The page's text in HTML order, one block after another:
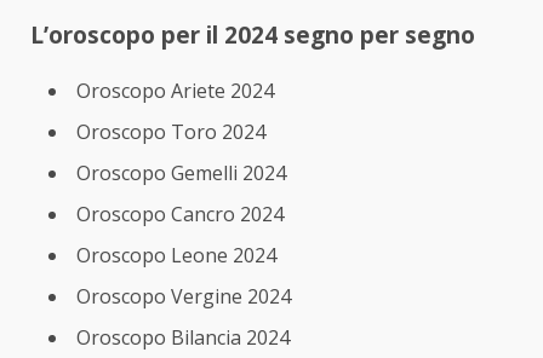
L’oroscopo per il 2024 segno per segno
Oroscopo Ariete 2024
Oroscopo Toro 2024
Oroscopo Gemelli 2024
Oroscopo Cancro 2024
Oroscopo Leone 2024
Oroscopo Vergine 2024
Oroscopo Bilancia 2024